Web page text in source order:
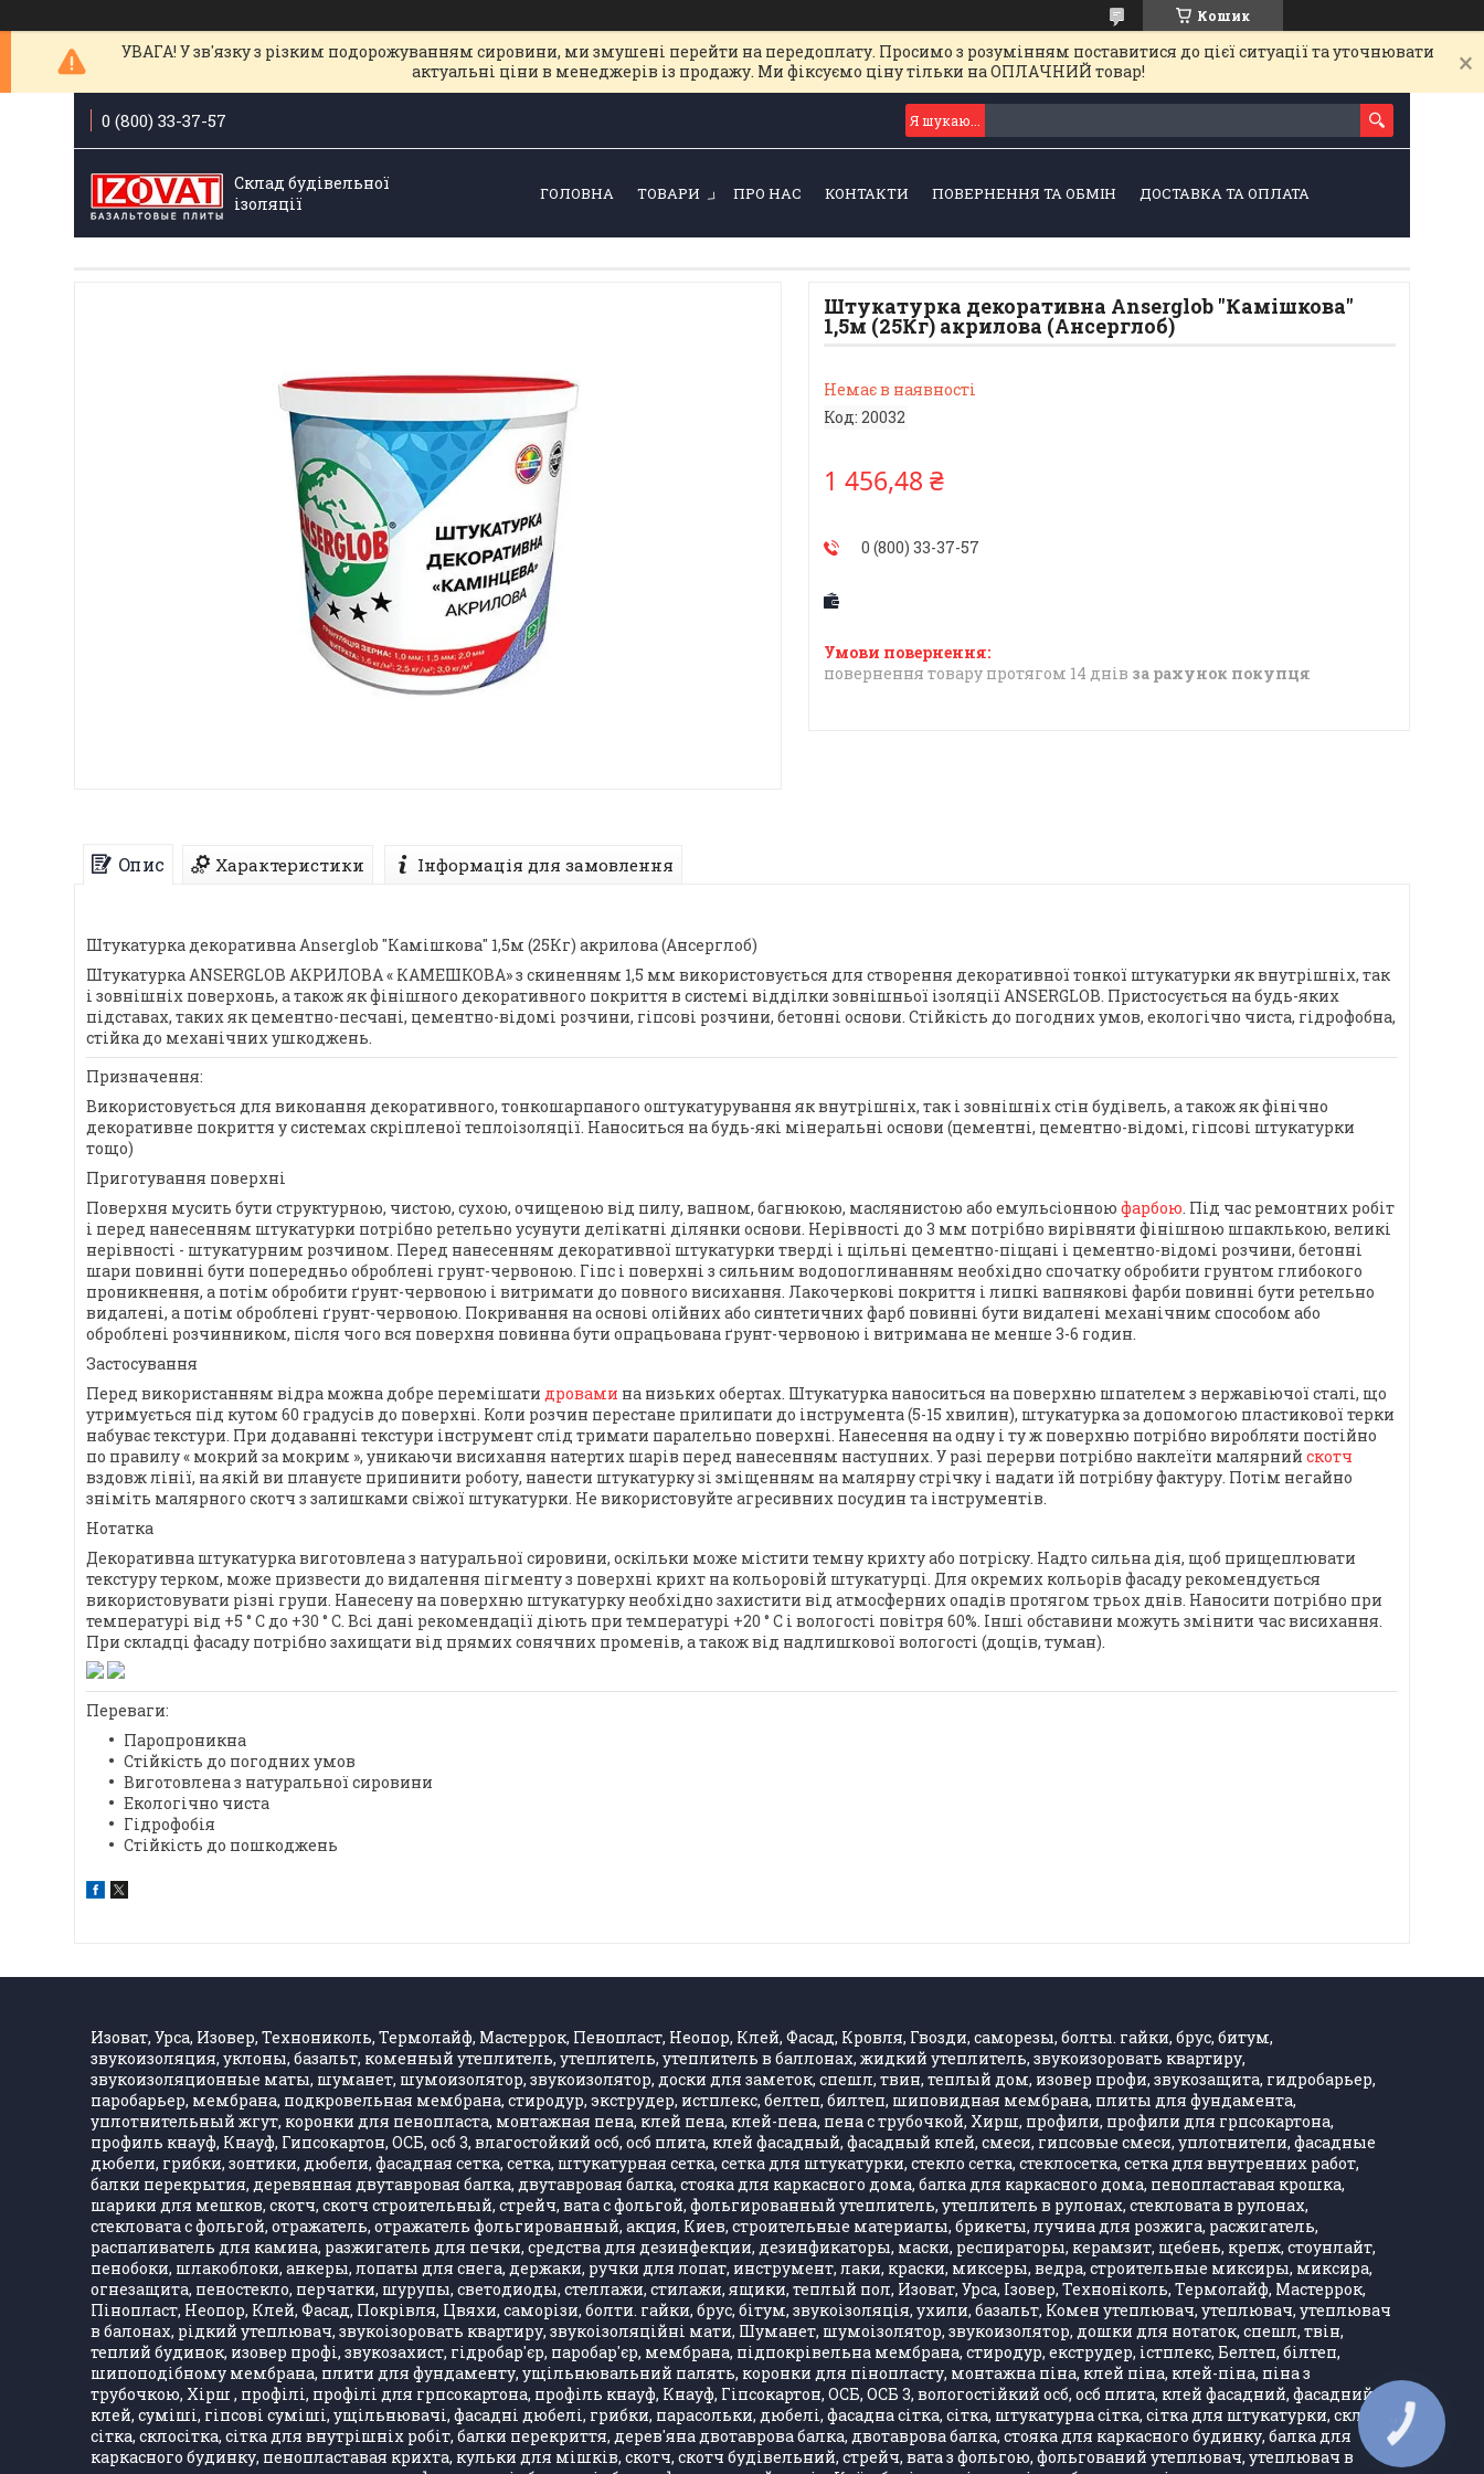
Кошик
УВАГА! У зв'язку з різким подорожуванням сировини, ми змушені перейти на передоплату. Просимо з розумінням поставитися до цієї ситуації та уточнювати
актуальні ціни в менеджерів із продажу. Ми фіксуємо ціну тільки на ОПЛАЧНИЙ товар!
0 (800) 33-37-57
Склад будівельної
ізоляції
ГОЛОВНА ТОВАРИ ПРО НАС КОНТАКТИ ПОВЕРНЕННЯ ТА ОБМІН ДОСТАВКА ТА ОПЛАТА
Штукатурка декоративна Anserglob "Камішкова"
1,5м (25Кг) акрилова (Ансерглоб)
Немає в наявності
Код: 20032
1 456,48 ₴
0 (800) 33-37-57
повернення товару протягом 14 днів за рахунок покупця
Опис Характеристики Інформація для замовлення
Штукатурка декоративна Anserglob "Камішкова" 1,5м (25Кг) акрилова (Ансерглоб)
Штукатурка ANSERGLOB АКРИЛОВА « КАМЕШКОВА» з скиненням 1,5 мм використовується для створення декоративної тонкої штукатурки як внутрішніх, так
і зовнішніх поверхонь, а також як фінішного декоративного покриття в системі відділки зовнішньої ізоляції ANSERGLOB. Пристосується на будь-яких
підставах, таких як цементно-песчані, цементно-відомі розчини, гіпсові розчини, бетонні основи. Стійкість до погодних умов, екологічно чиста, гідрофобна,
стійка до механічних ушкоджень.
Призначення:
Використовується для виконання декоративного, тонкошарпаного оштукатурування як внутрішніх, так і зовнішніх стін будівель, а також як фінічно
декоративне покриття у системах скріпленої теплоізоляції. Наноситься на будь-які мінеральні основи (цементні, цементно-відомі, гіпсові штукатурки
тощо)
Приготування поверхні
Поверхня мусить бути структурною, чистою, сухою, очищеною від пилу, вапном, багнюкою, маслянистою або емульсіонною фарбою. Під час ремонтних робіт
і перед нанесенням штукатурки потрібно ретельно усунути делікатні ділянки основи. Нерівності до 3 мм потрібно вирівняти фінішною шпаклькою, великі
нерівності - штукатурним розчином. Перед нанесенням декоративної штукатурки тверді і щільні цементно-піщані і цементно-відомі розчини, бетонні
шари повинні бути попередньо оброблені грунт-червоною. Гіпс і поверхні з сильним водопоглинанням необхідно спочатку обробити грунтом глибокого
проникнення, а потім обробити ґрунт-червоною і витримати до повного висихання. Лакочеркові покриття і липкі вапнякові фарби повинні бути ретельно
видалені, а потім оброблені ґрунт-червоною. Покривання на основі олійних або синтетичних фарб повинні бути видалені механічним способом або
оброблені розчинником, після чого вся поверхня повинна бути опрацьована ґрунт-червоною і витримана не менше 3-6 годин.
Застосування
Перед використанням відра можна добре перемішати дровами на низьких обертах. Штукатурка наноситься на поверхню шпателем з нержавіючої сталі, що
утримується під кутом 60 градусів до поверхні. Коли розчин перестане прилипати до інструмента (5-15 хвилин), штукатурка за допомогою пластикової терки
набуває текстури. При додаванні текстури інструмент слід тримати паралельно поверхні. Нанесення на одну і ту ж поверхню потрібно виробляти постійно
по правилу « мокрий за мокрим », уникаючи висихання натертих шарів перед нанесенням наступних. У разі перерви потрібно наклеїти малярний скотч
вздовж лінії, на якій ви плануєте припинити роботу, нанести штукатурку зі зміщенням на малярну стрічку і надати їй потрібну фактуру. Потім негайно
зніміть малярного скотч з залишками свіжої штукатурки. Не використовуйте агресивних посудин та інструментів.
Нотатка
Декоративна штукатурка виготовлена з натуральної сировини, оскільки може містити темну крихту або потріску. Надто сильна дія, щоб прищеплювати
текстуру терком, може призвести до видалення пігменту з поверхні крихт на кольоровій штукатурці. Для окремих кольорів фасаду рекомендується
використовувати різні групи. Нанесену на поверхню штукатурку необхідно захистити від атмосферних опадів протягом трьох днів. Наносити потрібно при
температурі від +5 ° C до +30 ° C. Всі дані рекомендації діють при температурі +20 ° C і вологості повітря 60%. Інші обставини можуть змінити час висихання.
При складці фасаду потрібно захищати від прямих сонячних променів, а також від надлишкової вологості (дощів, туман).
Переваги:
Паропроникна
Стійкість до погодних умов
Виготовлена з натуральної сировини
Екологічно чиста
Гідрофобія
Стійкість до пошкоджень
Изоват, Урса, Изовер, Технониколь, Термолайф, Мастеррок, Пенопласт, Неопор, Клей, Фасад, Кровля, Гвозди, саморезы, болты. гайки, брус, битум,
звукоизоляция, уклоны, базальт, коменный утеплитель, утеплитель, утеплитель в баллонах, жидкий утеплитель, звукоизоровать квартиру,
звукоизоляционные маты, шуманет, шумоизолятор, звукоизолятор, доски для заметок, спешл, твин, теплый дом, изовер профи, звукозащита, гидробарьер,
паробарьер, мембрана, подкровельная мембрана, стиродур, экструдер, истплекс, белтеп, билтеп, шиповидная мембрана, плиты для фундамента,
уплотнительный жгут, коронки для пенопласта, монтажная пена, клей пена, клей-пена, пена с трубочкой, Хирш, профили, профили для грпсокартона,
профиль кнауф, Кнауф, Гипсокартон, ОСБ, осб 3, влагостойкий осб, осб плита, клей фасадный, фасадный клей, смеси, гипсовые смеси, уплотнители, фасадные
дюбели, грибки, зонтики, дюбели, фасадная сетка, сетка, штукатурная сетка, сетка для штукатурки, стекло сетка, стеклосетка, сетка для внутренних работ,
балки перекрытия, деревянная двутавровая балка, двутавровая балка, стояка для каркасного дома, балка для каркасного дома, пенопластавая крошка,
шарики для мешков, скотч, скотч строительный, стрейч, вата с фольгой, фольгированный утеплитель, утеплитель в рулонах, стекловата в рулонах,
стекловата с фольгой, отражатель, отражатель фольгированный, акция, Киев, строительные материалы, брикеты, лучина для розжига, расжигатель,
распаливатель для камина, разжигатель для печки, средства для дезинфекции, дезинфикаторы, маски, респираторы, керамзит, щебень, крепж, стоунлайт,
пенобоки, шлакоблоки, анкеры, лопаты для снега, держаки, ручки для лопат, инструмент, лаки, краски, миксеры, ведра, строительные миксиры, миксира,
огнезащита, пеностекло, перчатки, шурупы, светодиоды, стеллажи, стилажи, ящики, теплый пол, Изоват, Урса, Ізовер, Техноніколь, Термолайф, Мастеррок,
Пінопласт, Неопор, Клей, Фасад, Покрівля, Цвяхи, саморізи, болти. гайки, брус, бітум, звукоізоляція, ухили, базальт, Комен утеплювач, утеплювач, утеплювач
в балонах, рідкий утеплювач, звукоізоровать квартиру, звукоізоляційні мати, Шуманет, шумоізолятор, звукоизолятор, дошки для нотаток, спешл, твін,
теплий будинок, изовер профі, звукозахист, гідробар'єр, паробар'єр, мембрана, підпокрівельна мембрана, стиродур, екструдер, істплекс, Белтеп, білтеп,
шипоподібному мембрана, плити для фундаменту, ущільнювальний палять, коронки для пінопласту, монтажна піна, клей піна, клей-піна, піна з
трубочкою, Хірш , профілі, профілі для грпсокартона, профіль кнауф, Кнауф, Гіпсокартон, ОСБ, ОСБ 3, вологостійкий осб, осб плита, клей фасадний, фасадний
клей, суміші, гіпсові суміші, ущільнювачі, фасадні дюбелі, грибки, парасольки, дюбелі, фасадна сітка, сітка, штукатурна сітка, сітка для штукатурки, скло
сітка, склосітка, сітка для внутрішніх робіт, балки перекриття, дерев'яна двотаврова балка, двотаврова балка, стояка для каркасного будинку, балка для
каркасного будинку, пенопластавая крихта, кульки для мішків, скотч, скотч будівельний, стрейч, вата з фольгою, фольгований утеплювач, утеплювач в
КНОПКА
ЗВ'ЯЗКУ